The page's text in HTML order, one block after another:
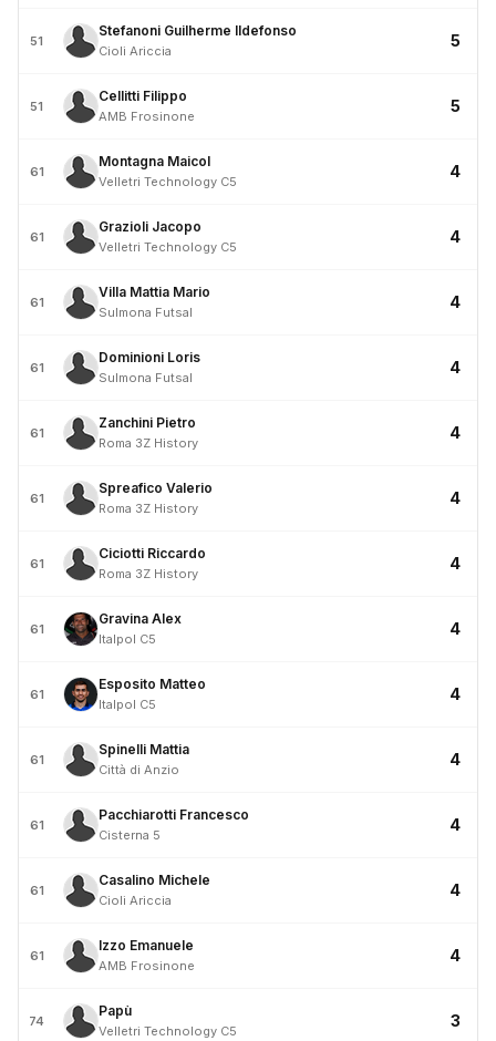
51
Stefanoni Guilherme Ildefonso
Cioli Ariccia
5
51
Cellitti Filippo
AMB Frosinone
5
61
Montagna Maicol
Velletri Technology C5
4
61
Grazioli Jacopo
Velletri Technology C5
4
61
Villa Mattia Mario
Sulmona Futsal
4
61
Dominioni Loris
Sulmona Futsal
4
61
Zanchini Pietro
Roma 3Z History
4
61
Spreafico Valerio
Roma 3Z History
4
61
Ciciotti Riccardo
Roma 3Z History
4
61
Gravina Alex
Italpol C5
4
61
Esposito Matteo
Italpol C5
4
61
Spinelli Mattia
Città di Anzio
4
61
Pacchiarotti Francesco
Cisterna 5
4
61
Casalino Michele
Cioli Ariccia
4
61
Izzo Emanuele
AMB Frosinone
4
74
Papù
Velletri Technology C5
3